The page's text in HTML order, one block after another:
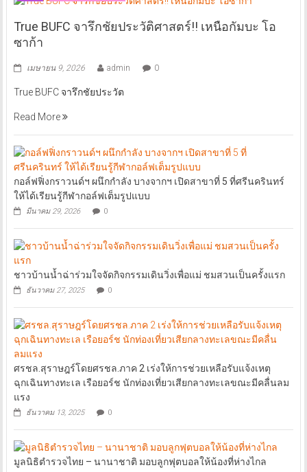
True BUFC จารึกชัยประวัติศาสตร์!! เหนือกัมบะ โอ
ซาก้า
เมษายน 9, 2026 admin 0
True BUFC จารึกชัยประวัต
Read More
กอล์ฟฟิ่งกราวนด์ฯ ผนึกกำลัง บางจากฯ เปิดสาขาที่ 5 ที่ศรีนครินทร์
ให้ได้เรียนรู้กีฬากอล์ฟเต็มรูปแบบ
มีนาคม 29, 2026 0
ชาวบ้านน้ำฉ่าร่วมใจจัดกิจกรรมเดินวิ่งเพื่อแม่ ชมสวนเป็นครั้งแรก
ธันวาคม 27, 2025 0
ศรชล.สุราษฎร์โดยศรชล.ภาค 2 เร่งให้การช่วยเหลือรับแจ้งเหตุ
ฉุกเฉินทางทะเล เรือยอร์ช นักท่องเที่ยวเสียกลางทะเลขณะมีคลื่นลม
แรง
ธันวาคม 13, 2025 0
มูลนิธิตำรวจไทย – นานาชาติ มอบลูกฟุตบอลให้น้องที่ห่างไกล